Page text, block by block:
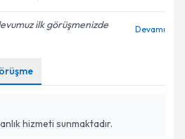
ilk görüşmenizde
Devamı
hizmeti sunmaktadır.